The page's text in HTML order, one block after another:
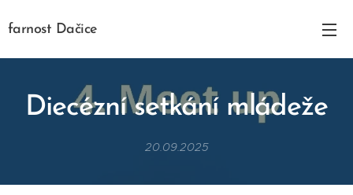
farnost Dačice
Diecézní setkání mládeže
20.09.2025